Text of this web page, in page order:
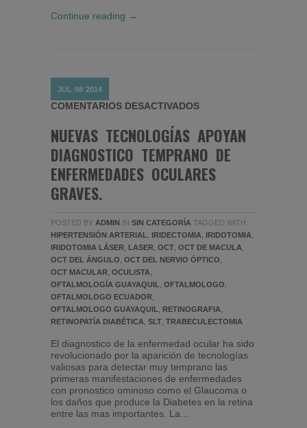
Continue reading →
JUL 08 2014
COMENTARIOS DESACTIVADOSEN NUEVAS
NUEVAS TECNOLOGÍAS APOYAN
DIAGNOSTICO TEMPRANO DE
ENFERMEDADES OCULARES
GRAVES.
POSTED BY ADMIN IN SIN CATEGORÍA TAGGED WITH
HIPERTENSIÓN ARTERIAL
IRIDECTOMIA IRIDOTOMIA
IRIDOTOMIA LÁSER
LASER OCT OCT DE MACULA
OCT DEL ÁNGULO OCT DEL NERVIO ÓPTICO
OCT MACULAR OCULISTA
OFTALMOLOGÍA GUAYAQUIL
OFTALMOLOGO
OFTALMOLOGO ECUADOR
OFTALMOLOGO GUAYAQUIL
RETINOGRAFIA
RETINOPATÍA DIABÉTICA SLT TRABECULECTOMIA
El diagnostico de la enfermedad ocular ha sido
revolucionado por la aparición de tecnologías
valiosas para detectar muy temprano las
primeras manifestaciones de enfermedades
con pronostico ominoso como el Glaucoma o
los daños que produce la Diabetes en la retina
entre las mas importantes. La…